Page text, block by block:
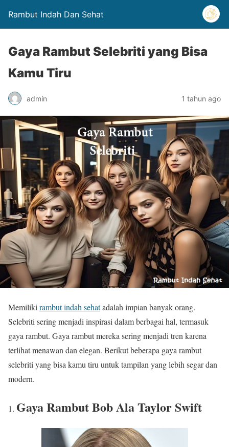
Rambut Indah Dan Sehat
Gaya Rambut Selebriti yang Bisa
Kamu Tiru
admin 1 tahun ago
Memiliki rambut indah sehatadalah impian banyak orang.
Selebriti sering menjadi inspirasi dalam berbagai hal, termasuk
gaya rambut. Gaya rambut mereka sering menjadi tren karena
terlihat menawan dan elegan. Berikut beberapa gaya rambut
selebriti yang bisa kamu tiru untuk tampilan yang lebih segar dan
modern.
Gaya RambutBob Ala Taylor Swift